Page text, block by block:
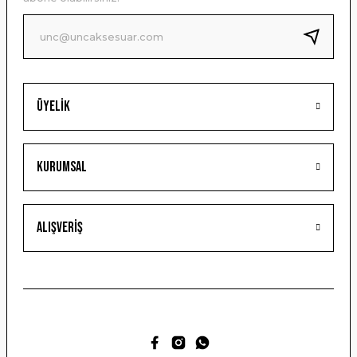
Ürün fiyatı diğer sitelerden daha pahalı.
Bu ürüne benzer farklı alternatifler olmalı.
Gönder
Üyelik
Kurumsal
Alışveriş